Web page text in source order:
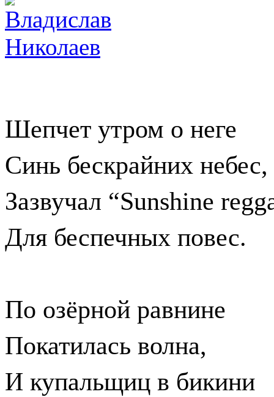
Шепчет утром о неге
Синь бескрайних небес,
Зазвучал “Sunshine
Для беспечных повес.
По озёрной равнине
Покатилась волна,
И купальщиц в бикини